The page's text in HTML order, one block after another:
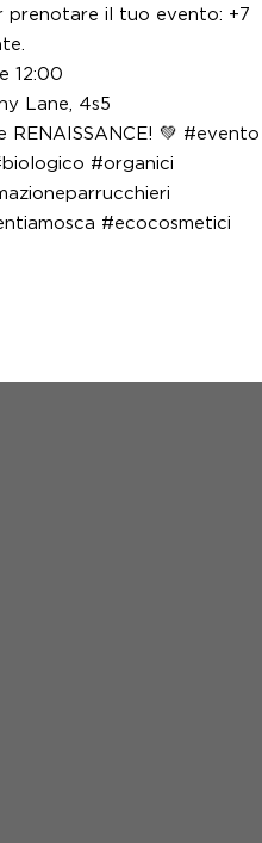
prenotare il tuo evento: +7
12:00
Lane, 4s5
RENAISSANCE! 💚 #evento
#organici
#ecocosmetici